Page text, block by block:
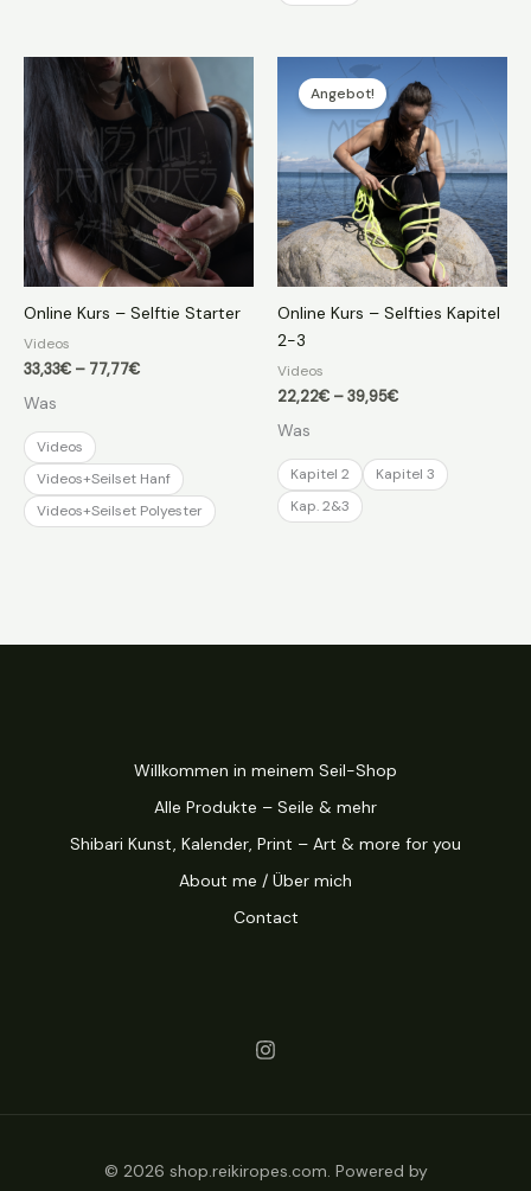
Online Kurs – Selftie Starter
Videos
33,33€ – 77,77€Preisspanne:
Was
Videos
Videos+Seilset Hanf
Videos+Seilset Polyester
Angebot!
Online Kurs – Selfties Kapitel
2-3
Videos
22,22€ –39,95€Preisspanne:
Was
Kapitel 2
Kapitel 3
Kap. 2&3
Willkommen in meinem Seil-Shop
Alle Produkte – Seile & mehr
Shibari Kunst, Kalender, Print – Art & more for you
About me / Über mich
Contact
© 2026 shop.reikiropes.com. Powered by